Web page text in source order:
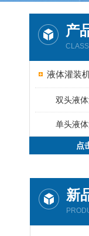
产
液体灌装
双头液
单头液
点
新